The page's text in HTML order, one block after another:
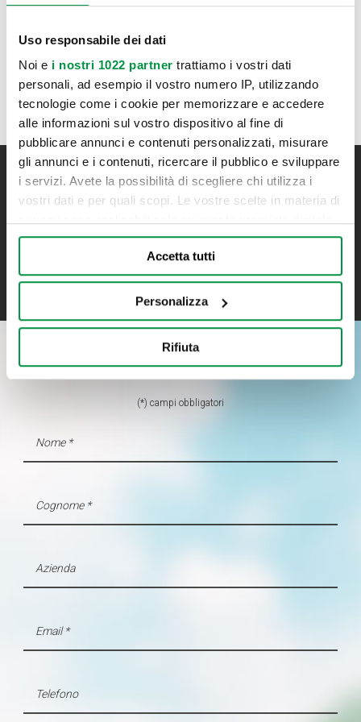
Uso responsabile dei dati
Noi e i nostri 1022 partner trattiamo i vostri dati
personali, ad esempio il vostro numero IP, utilizzando
tecnologie come i cookie per memorizzare e accedere
alle informazioni sul vostro dispositivo al fine di
pubblicare annunci e contenuti personalizzati, misurare
gli annunci e i contenuti, ricercare il pubblico e sviluppare
i servizi. Avete la possibilità di scegliere chi utilizza i
vostri dati e per quali scopi. Le vostre scelte in materia di
in cui avete effettuato le vostre scelte. È possibile
modificare o revocare il proprio consenso in qualsiasi
momento dalla Dichiarazione sui cookie o facendo clic
sull'icona di attivazione della privacy.
geografica, con un'approssimazione di qualche
attivamente alla ricerca di caratteristiche specifiche
modificare o ritirare il tuo consenso in qualsiasi momento
Utilizziamo i cookie per personalizzare contenuti ed
informazioni sul modo in cui utilizza il nostro sito con i
nostri partner che si occupano di analisi dei dati web,
con altre informazioni che ha fornito loro o che hanno
raccolto dal suo utilizzo dei loro servizi.
Accetta tutti
Personalizza
Rifiuta
Ducato S.p.A. La rete dei concessionari Assocamp
opera quale intermediario del credito NON in esclusiva.
Iscriviti alla newsletter
Resta aggiornato su tutte le novità Bonometti
RICHIEDI INFORMAZIONI
(*) campi obbligatori